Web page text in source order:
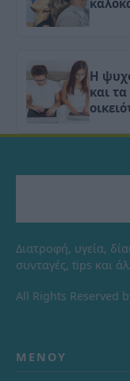
Η
και
Διατροφή, υγεία,
συνταγές, tips και
All Rights Reserved
ΜΕΝΟΎ